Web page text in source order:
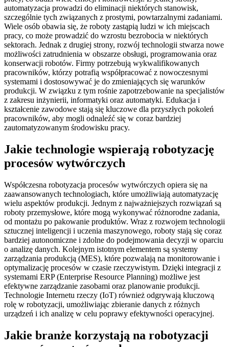
automatyzacja prowadzi do eliminacji niektórych stanowisk,
szczególnie tych związanych z prostymi, powtarzalnymi zadaniami.
Wiele osób obawia się, że roboty zastąpią ludzi w ich miejscach
pracy, co może prowadzić do wzrostu bezrobocia w niektórych
sektorach. Jednak z drugiej strony, rozwój technologii stwarza nowe
możliwości zatrudnienia w obszarze obsługi, programowania oraz
konserwacji robotów. Firmy potrzebują wykwalifikowanych
pracowników, którzy potrafią współpracować z nowoczesnymi
systemami i dostosowywać je do zmieniających się warunków
produkcji. W związku z tym rośnie zapotrzebowanie na specjalistów
z zakresu inżynierii, informatyki oraz automatyki. Edukacja i
kształcenie zawodowe stają się kluczowe dla przyszłych pokoleń
pracowników, aby mogli odnaleźć się w coraz bardziej
zautomatyzowanym środowisku pracy.
Jakie technologie wspierają robotyzację
procesów wytwórczych
Współczesna robotyzacja procesów wytwórczych opiera się na
zaawansowanych technologiach, które umożliwiają automatyzację
wielu aspektów produkcji. Jednym z najważniejszych rozwiązań są
roboty przemysłowe, które mogą wykonywać różnorodne zadania,
od montażu po pakowanie produktów. Wraz z rozwojem technologii
sztucznej inteligencji i uczenia maszynowego, roboty stają się coraz
bardziej autonomiczne i zdolne do podejmowania decyzji w oparciu
o analizę danych. Kolejnym istotnym elementem są systemy
zarządzania produkcją (MES), które pozwalają na monitorowanie i
optymalizację procesów w czasie rzeczywistym. Dzięki integracji z
systemami ERP (Enterprise Resource Planning) możliwe jest
efektywne zarządzanie zasobami oraz planowanie produkcji.
Technologie Internetu rzeczy (IoT) również odgrywają kluczową
rolę w robotyzacji, umożliwiając zbieranie danych z różnych
urządzeń i ich analizę w celu poprawy efektywności operacyjnej.
Jakie branże korzystają na robotyzacji